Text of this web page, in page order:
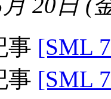
20日 (
事 [SML
事 [SML